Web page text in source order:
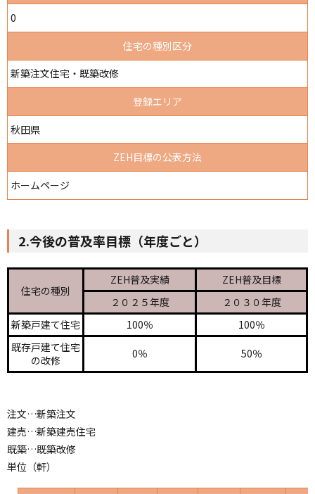
0
住宅の種別区分
新築注文住宅・既築改修
登録エリア
秋田県
ZEH目標の公表方法
ホームページ
2.今後の普及率目標（年度ごと）
住宅の種別
ZEH普及実績
ZEH普及目標
２０２５年度
２０３０年度
新築戸建て住宅
100％
100％
既存戸建て住宅
の改修
0％ 50％
注文…新築注文
建売…新築建売住宅
既築…既築改修
単位（軒）